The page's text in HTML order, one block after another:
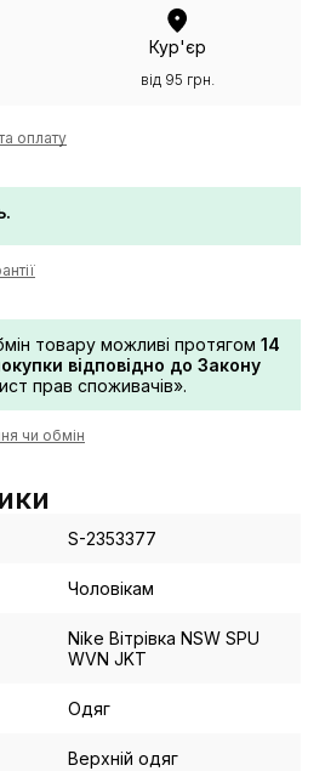
Кур'єр
від 95 грн.
оплату
товару можливі протягом 14
відповідно до Закону
прав споживачів».
чи обмін
S-2353377
Чоловікам
Nike Вітрівка NSW SPU
WVN JKT
Одяг
Верхній одяг